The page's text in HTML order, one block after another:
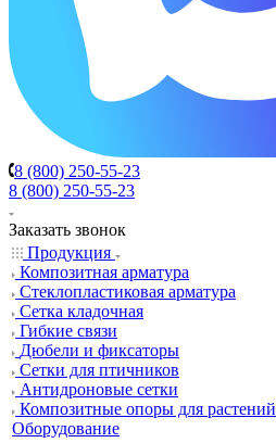
8 (800) 250-55-23
8 (800) 250-55-23
Заказать звонок
Продукция
Композитная арматура
Cтеклопластиковая арматура
Сетка кладочная
Гибкие связи
Дюбели и фиксаторы
Сетки для птичников
Антидроновые сетки
Композитные опоры для растений
Оборудование